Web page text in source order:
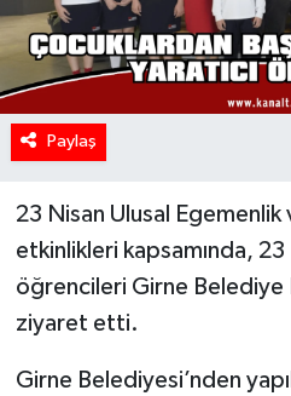
Paylaş
23 Nisan Ulusal Egemenlik
etkinlikleri kapsamında, 23
öğrencileri Girne Belediye
ziyaret etti.
Girne Belediyesi’nden